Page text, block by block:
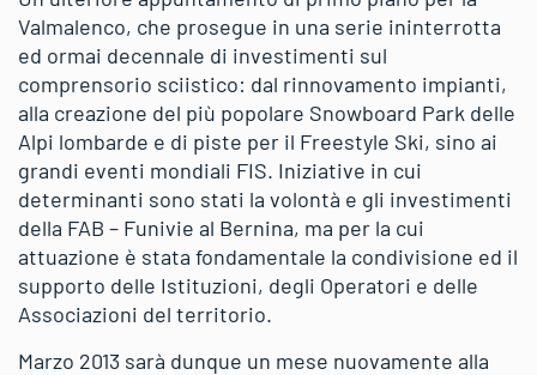
Valmalenco, che prosegue in una serie ininterrotta
ed ormai decennale di investimenti sul
comprensorio sciistico: dal rinnovamento impianti,
alla creazione del più popolare Snowboard Park delle
Alpi lombarde e di piste per il Freestyle Ski, sino ai
grandi eventi mondiali FIS. Iniziative in cui
determinanti sono stati la volontà e gli investimenti
della FAB – Funivie al Bernina, ma per la cui
attuazione è stata fondamentale la condivisione ed il
supporto delle Istituzioni, degli Operatori e delle
Associazioni del territorio.
Marzo 2013 sarà dunque un mese nuovamente alla